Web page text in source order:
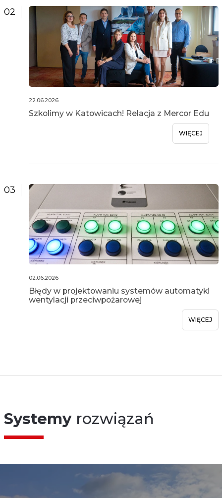
02
22.06.2026
Szkolimy w Katowicach! Relacja z Mercor Edu
WIĘCEJ
03
02.06.2026
Błędy w projektowaniu systemów automatyki
wentylacji przeciwpożarowej
WIĘCEJ
Systemy rozwiązań